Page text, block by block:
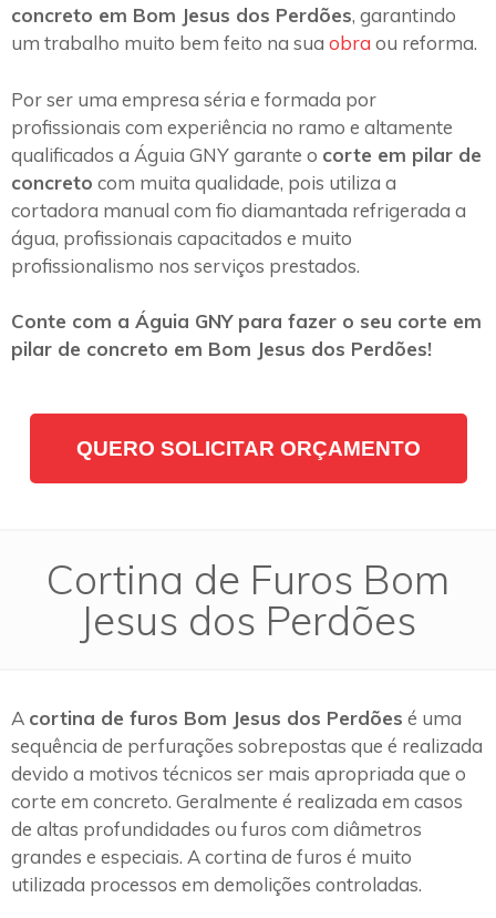
concreto em Bom Jesus dos Perdões, garantindo
um trabalho muito bem feito na sua obra ou reforma.
Por ser uma empresa séria e formada por
profissionais com experiência no ramo e altamente
qualificados a Águia GNY garante o corte em pilar de
concreto com muita qualidade, pois utiliza a
cortadora manual com fio diamantada refrigerada a
água, profissionais capacitados e muito
profissionalismo nos serviços prestados.
Conte com a Águia GNY para fazer o seu corte em
pilar de concreto em Bom Jesus dos Perdões!
QUERO SOLICITAR ORÇAMENTO
Cortina de Furos Bom
Jesus dos Perdões
A cortina de furos Bom Jesus dos Perdões é uma
sequência de perfurações sobrepostas que é realizada
devido a motivos técnicos ser mais apropriada que o
corte em concreto. Geralmente é realizada em casos
de altas profundidades ou furos com diâmetros
grandes e especiais. A cortina de furos é muito
utilizada processos em demolições controladas.